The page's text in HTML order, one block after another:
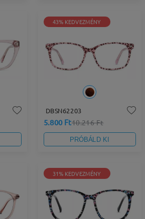
43% KEDVEZMÉNY
DBSN62203
5.800 Ft10.216 Ft
PRÓBÁLD KI
31% KEDVEZMÉNY